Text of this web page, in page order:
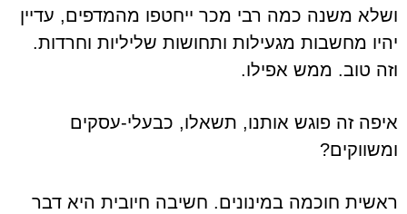
ושלא משנה כמה רבי מכר ייחטפו מהמדפים, עדיין
יהיו מחשבות מגעילות ותחושות שליליות וחרדות.
וזה טוב. ממש אפילו.
איפה זה פוגש אותנו, תשאלו, כבעלי-עסקים
ומשווקים?
ראשית חוכמה במינונים. חשיבה חיובית היא דבר